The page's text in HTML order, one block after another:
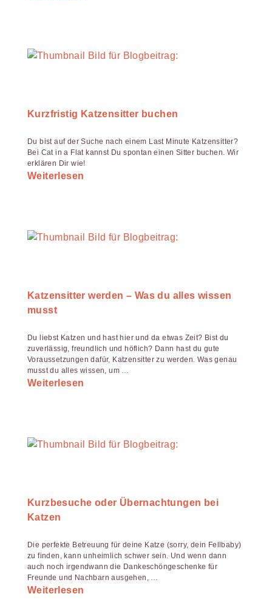
Kurzfristig Katzensitter buchen
Du bist auf der Suche nach einem Last Minute Katzensitter?
Bei Cat in a Flat kannst Du spontan einen Sitter buchen. Wir
erklären Dir wie!
Weiterlesen
Katzensitter werden – Was du alles wissen
musst
Du liebst Katzen und hast hier und da etwas Zeit? Bist du
zuverlässig, freundlich und höflich? Dann hast du gute
Voraussetzungen dafür, Katzensitter zu werden. Was genau
musst du alles wissen, um …
Weiterlesen
Kurzbesuche oder Übernachtungen bei
Katzen
Die perfekte Betreuung für deine Katze (sorry, dein Fellbaby)
zu finden, kann unheimlich schwer sein. Und wenn dann
auch noch irgendwann die Dankeschöngeschenke für
Freunde und Nachbarn ausgehen, …
Weiterlesen